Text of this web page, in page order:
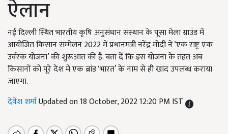
ऐलान
नई दिल्ली स्थित भारतीय कृषि अनुसंधान संस्थान के पूसा मेला ग्राउंड में
आयोजित किसान सम्मेलन 2022 में प्रधानमंत्री नरेंद्र मोदी ने ‘एक राष्ट्र एक
उर्वरक योजना’ की शुरूआत की है. बता दें कि इस योजना के तहत अब
किसानों को पूरे देश में एक ब्रांड ‘भारत’ के नाम से ही खाद उपलब्ध कराया
जाएगा.
देवेश शर्माUpdated on 18 October, 2022 12:20 PM IST